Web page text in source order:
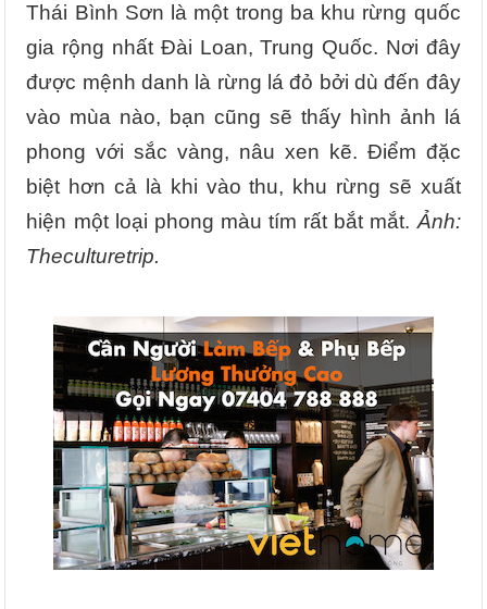
Thái Bình Sơn là một trong ba khu rừng quốc
gia rộng nhất Đài Loan, Trung Quốc. Nơi đây
được mệnh danh là rừng lá đỏ bởi dù đến đây
vào mùa nào, bạn cũng sẽ thấy hình ảnh lá
phong với sắc vàng, nâu xen kẽ. Điểm đặc
biệt hơn cả là khi vào thu, khu rừng sẽ xuất
hiện một loại phong màu tím rất bắt mắt. Ảnh:
Theculturetrip.